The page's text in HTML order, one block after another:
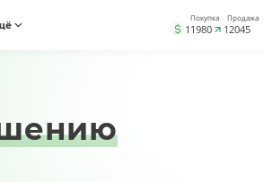
Покупка
11980
Продажа
12045